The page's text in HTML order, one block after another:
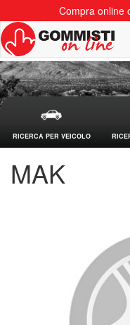
Compra online
RICERCA PER VEICOLO
MAK